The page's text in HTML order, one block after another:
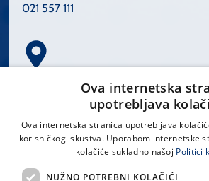
021 557 111
Spinčićeva 1, 21000 Split
Ova internetska
upotrebljava
Ova internetska stranica upotrebljava
korisničkog iskustva. Uporabom internetske
kolačiće sukladno našoj Politici
NUŽNO POTREBNI KOLAČIĆI